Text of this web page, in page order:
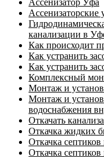
Ассенизаторские
канализации в
Как происходит
Как устранить
Как устранить
Комплексный
Монтаж и
Монтаж и
водоснабжения
Откачать
Откачка жидких
Откачка
Откачка